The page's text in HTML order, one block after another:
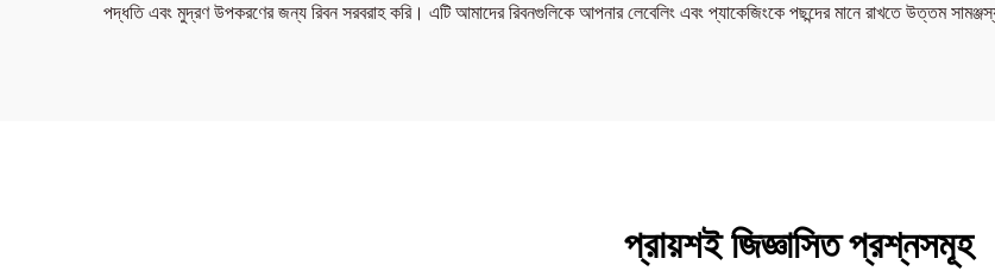
পদ্ধতি এবং মুদ্রণ উপকরণের জন্য রিবন সরবরাহ করি। এটি আমাদের রিবনগুলিকে আপনার লেবেলিং এবং প্যাকেজিংকে পছন্দের মানে রাখতে উত্তম
প্রায়শই জিজ্ঞাসিত প্রশ্নসমূহ